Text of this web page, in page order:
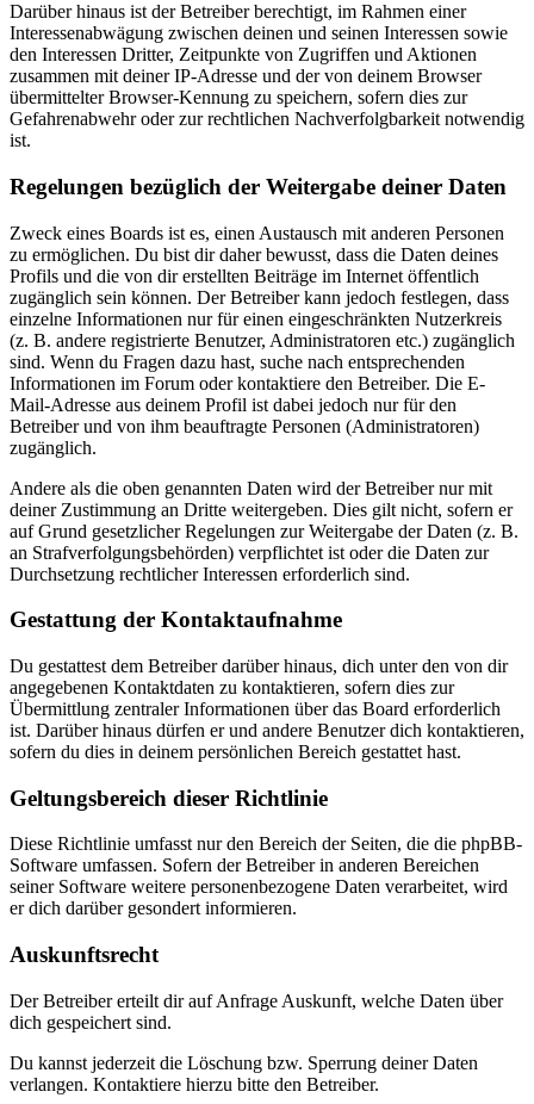
Darüber hinaus ist der Betreiber berechtigt, im Rahmen einer
Interessenabwägung zwischen deinen und seinen Interessen sowie
den Interessen Dritter, Zeitpunkte von Zugriffen und Aktionen
zusammen mit deiner IP-Adresse und der von deinem Browser
übermittelter Browser-Kennung zu speichern, sofern dies zur
Gefahrenabwehr oder zur rechtlichen Nachverfolgbarkeit notwendig
ist.
Regelungen bezüglich der Weitergabe deiner Daten
Zweck eines Boards ist es, einen Austausch mit anderen Personen
zu ermöglichen. Du bist dir daher bewusst, dass die Daten deines
Profils und die von dir erstellten Beiträge im Internet öffentlich
zugänglich sein können. Der Betreiber kann jedoch festlegen, dass
einzelne Informationen nur für einen eingeschränkten Nutzerkreis
(z. B. andere registrierte Benutzer, Administratoren etc.) zugänglich
sind. Wenn du Fragen dazu hast, suche nach entsprechenden
Informationen im Forum oder kontaktiere den Betreiber. Die E-
Mail-Adresse aus deinem Profil ist dabei jedoch nur für den
Betreiber und von ihm beauftragte Personen (Administratoren)
zugänglich.
Andere als die oben genannten Daten wird der Betreiber nur mit
deiner Zustimmung an Dritte weitergeben. Dies gilt nicht, sofern er
auf Grund gesetzlicher Regelungen zur Weitergabe der Daten (z. B.
an Strafverfolgungsbehörden) verpflichtet ist oder die Daten zur
Durchsetzung rechtlicher Interessen erforderlich sind.
Gestattung der Kontaktaufnahme
Du gestattest dem Betreiber darüber hinaus, dich unter den von dir
angegebenen Kontaktdaten zu kontaktieren, sofern dies zur
Übermittlung zentraler Informationen über das Board erforderlich
ist. Darüber hinaus dürfen er und andere Benutzer dich kontaktieren,
sofern du dies in deinem persönlichen Bereich gestattet hast.
Geltungsbereich dieser Richtlinie
Diese Richtlinie umfasst nur den Bereich der Seiten, die die phpBB-
Software umfassen. Sofern der Betreiber in anderen Bereichen
seiner Software weitere personenbezogene Daten verarbeitet, wird
er dich darüber gesondert informieren.
Auskunftsrecht
Der Betreiber erteilt dir auf Anfrage Auskunft, welche Daten über
dich gespeichert sind.
Du kannst jederzeit die Löschung bzw. Sperrung deiner Daten
verlangen. Kontaktiere hierzu bitte den Betreiber.